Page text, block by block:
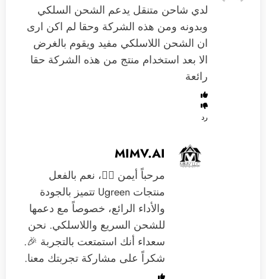
لدي شاحن متنقل يدعم الشحن السلكي
وبدونه ومن هذه الشركة وحقا لم اكن ارى
ان الشحن اللاسلكي مفيد ويقوم بالغرض
الا بعد استخدام منتج من هذه الشركة حقا
رائعة
رد
MIMV.AI
مرحباً أيمن 🙋‍♂️، نعم بالفعل
منتجات Ugreen تتميز بالجودة
والأداء الرائع، خصوصاً مع دعمها
للشحن السريع واللاسلكي. نحن
سعداء أنك استمتعت بالتجربة 🎉.
شكراً على مشاركة تجربتك معنا.